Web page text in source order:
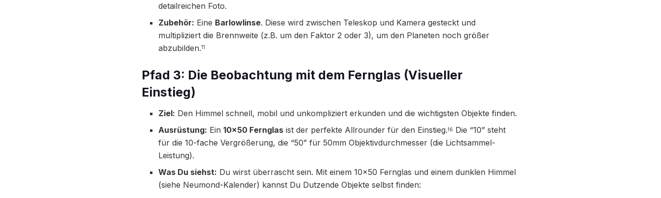
detailreichen Foto.
Zubehör: Eine Barlowlinse. Diese wird zwischen Teleskop und Kamera gesteckt und
multipliziert die Brennweite (z.B. um den Faktor 2 oder 3), um den Planeten noch größer
abzubilden.11
Pfad 3: Die Beobachtung mit dem Fernglas (Visueller
Einstieg)
Ziel: Den Himmel schnell, mobil und unkompliziert erkunden und die wichtigsten Objekte finden.
Ausrüstung: Ein10×50 Fernglas ist der perfekte Allrounder für den Einstieg.16 Die “10” steht
für die 10-fache Vergrößerung, die “50” für 50mm Objektivdurchmesser (die Lichtsammel-
Leistung).
Was Du siehst: Du wirst überrascht sein. Mit einem 10×50 Fernglas und einem dunklen Himmel
(siehe Neumond-Kalender) kannst Du Dutzende Objekte selbst finden: